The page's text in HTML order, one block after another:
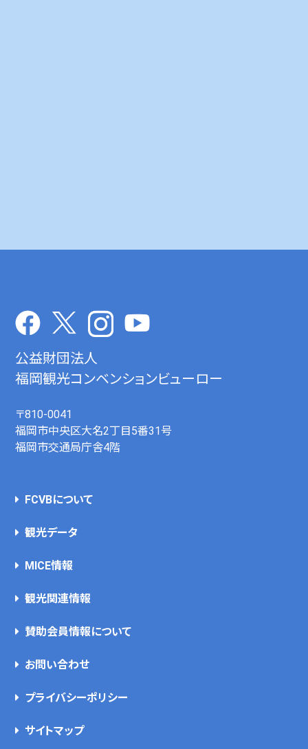
公益財団法人
福岡観光コンベンションビューロー
〒810-0041
福岡市中央区大名2丁目5番31号
福岡市交通局庁舎4階
FCVBについて
観光データ
MICE情報
観光関連情報
賛助会員情報について
お問い合わせ
プライバシーポリシー
サイトマップ